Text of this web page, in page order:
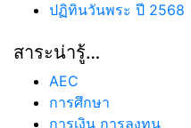
ปฏิทินวันพระ ปี 2568
สาระน่ารู้…
AEC
การศึกษา
การเงิน การลงทุน